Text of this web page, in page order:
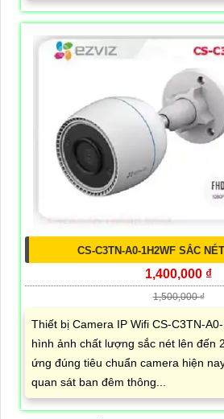
CS-C3TN-A0-1H2WF SẮC
1,400,000 ₫
1,500,000 ₫
Thiết bị Camera IP Wifi CS-C3TN-
hình ảnh chất lượng sắc nét lên đến
ứng đúng tiêu chuẩn camera hiện
quan sát ban đêm thông...